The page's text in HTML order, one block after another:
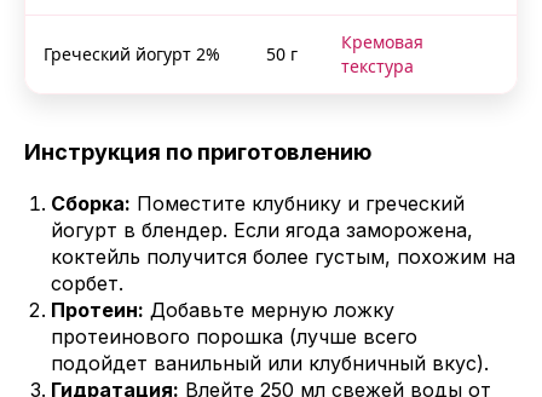
Греческий йогурт 2% 50 г
Кремовая
текстура
Инструкция по приготовлению
Сборка: Поместите клубнику и греческий
йогурт в блендер. Если ягода заморожена,
коктейль получится более густым, похожим на
сорбет.
Протеин: Добавьте мерную ложку
протеинового порошка (лучше всего
подойдет ванильный или клубничный вкус).
Гидратация: Влейте 250 мл свежей воды от